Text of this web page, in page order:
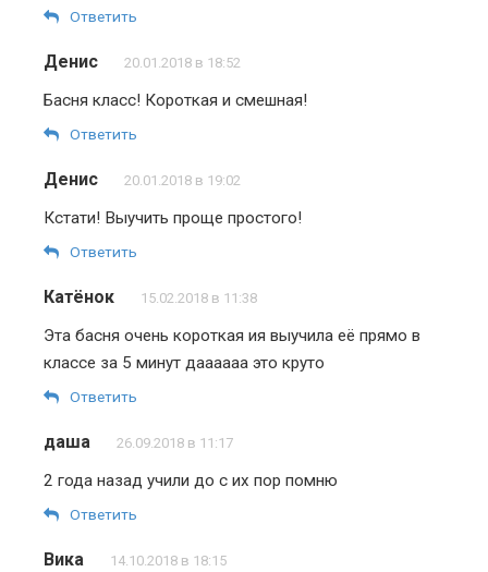
Ответить
Денис 20.01.2018 в 18:52
Басня класс! Короткая и смешная!
Ответить
Денис 20.01.2018 в 19:02
Кстати! Выучить проще простого!
Ответить
Катёнок 15.02.2018 в 11:38
Эта басня очень короткая ия выучила её прямо в
классе за 5 минут даааааа это круто
Ответить
даша 26.09.2018 в 11:17
2 года назад учили до с их пор помню
Ответить
Вика 14.10.2018 в 18:15